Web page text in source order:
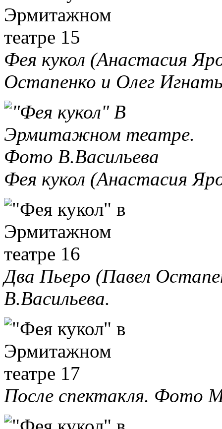
Фея кукол (Анастасия
Остапенко и Олег
Фея кукол (Анастасия
Два Пьеро (Павел
В.Васильева.
После спектакля. Фото